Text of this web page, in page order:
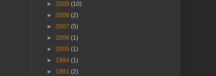
► 2009 (10)
► 2008 (2)
► 2007 (5)
► 2006 (1)
► 2005 (1)
► 1994 (1)
► 1991 (2)